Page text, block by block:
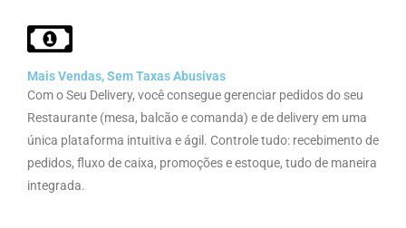
Mais Vendas, Sem Taxas Abusivas
Com o Seu Delivery, você consegue gerenciar pedidos do seu
Restaurante (mesa, balcão e comanda) e de delivery em uma
única plataforma intuitiva e ágil. Controle tudo: recebimento de
pedidos, fluxo de caixa, promoções e estoque, tudo de maneira
integrada.